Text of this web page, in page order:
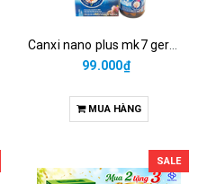
99.000₫
MUA HÀNG
SALE